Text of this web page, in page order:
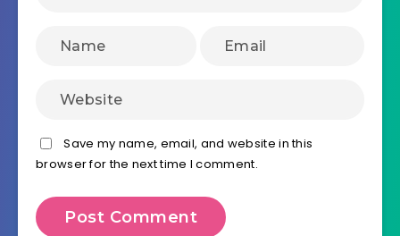
Save my name, email, and website in this
browser for the next time I comment.